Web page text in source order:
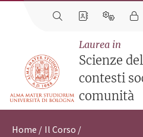
Laurea in
Scienze
contesti
comunità
Home Il Corso